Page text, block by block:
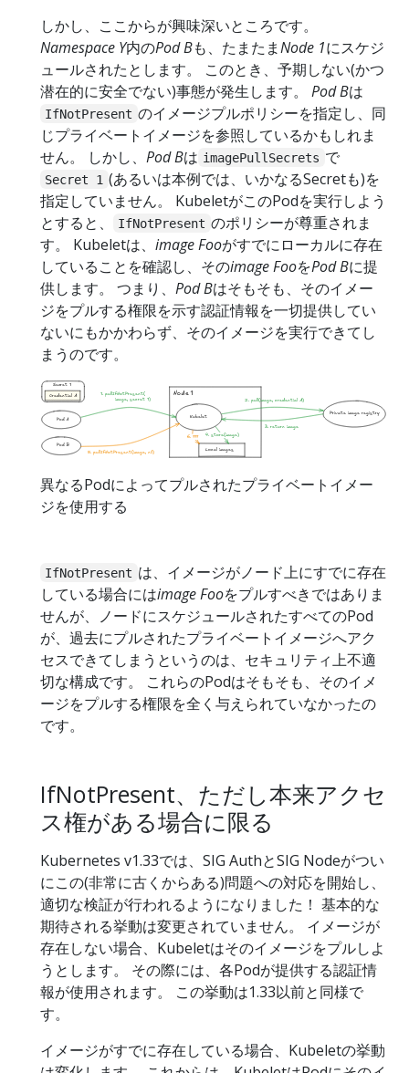
しかし、ここからが興味深いところです。
Namespace Y内のPod Bも、たまたまNode 1にスケジ
ュールされたとします。 このとき、予期しない(かつ
潜在的に安全でない)事態が発生します。 Pod Bは
IfNotPresent のイメージプルポリシーを指定し、同
じプライベートイメージを参照しているかもしれま
せん。 しかし、 Pod Bは imagePullSecrets で
Secret 1 (あるいは本例では、いかなるSecretも)を
指定していません。 KubeletがこのPodを実行しよう
とすると、
IfNotPresent のポリシーが尊重されま
す。 Kubeletは、 image Fooがすでにローカルに存在
していることを確認し、そのimage FooをPod Bに提
供します。 つまり、 Pod Bはそもそも、そのイメー
ジをプルする権限を示す認証情報を一切提供してい
ないにもかかわらず、そのイメージを実行できてし
まうのです。
異なるPodによってプルされたプライベートイメー
ジを使用する
IfNotPresent は、イメージがノード上にすでに存在
している場合にはimage Fooをプルすべきではありま
せんが、ノードにスケジュールされたすべてのPod
が、過去にプルされたプライベートイメージへアク
セスできてしまうというのは、セキュリティ上不適
切な構成です。 これらのPodはそもそも、そのイメ
ージをプルする権限を全く与えられていなかったの
です。
IfNotPresent、ただし本来アクセ
ス権がある場合に限る
Kubernetes v1.33では、SIG AuthとSIG Nodeがつい
にこの(非常に古くからある)問題への対応を開始し、
適切な検証が行われるようになりました！ 基本的な
期待される挙動は変更されていません。 イメージが
存在しない場合、Kubeletはそのイメージをプルしよ
うとします。 その際には、各Podが提供する認証情
報が使用されます。 この挙動は1.33以前と同様で
す。
イメージがすでに存在している場合、Kubeletの挙動